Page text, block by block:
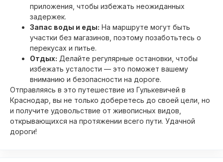
приложения, чтобы избежать неожиданных
задержек.
Запас воды и еды: На маршруте могут быть
участки без магазинов, поэтому позаботьтесь о
перекусах и питье.
Отдых: Делайте регулярные остановки, чтобы
избежать усталости — это поможет вашему
вниманию и безопасности на дороге.
Отправляясь в это путешествие из Гулькевичей в
Краснодар, вы не только доберетесь до своей цели, но
и получите удовольствие от живописных видов,
открывающихся на протяжении всего пути. Удачной
дороги!